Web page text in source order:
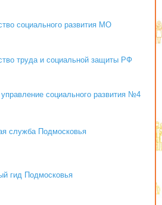
социального развития МО
труда и социальной защиты РФ
социального развития №4
служба Подмосковья
гид Подмосковья